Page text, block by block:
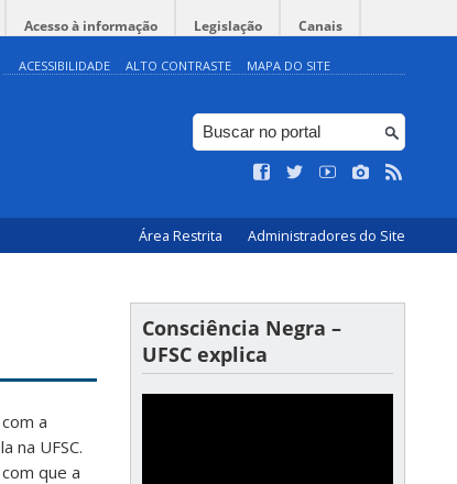
Acesso à informação Legislação Canais
ACESSIBILIDADE ALTO CONTRASTE MAPA DO SITE
Área Restrita Administradores do Site
a
na UFSC.
que a
Consciência Negra –
UFSC explica